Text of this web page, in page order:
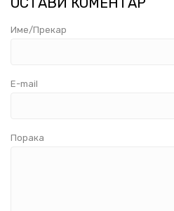
Име/Прекар
E-mail
Порака